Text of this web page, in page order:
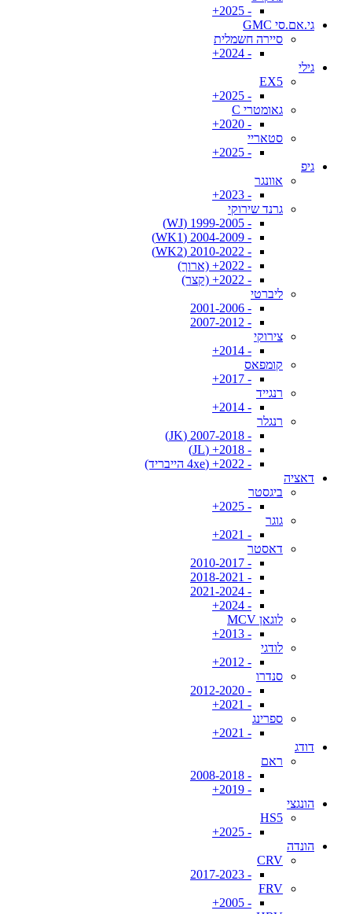
- 2025+
גי.אם.סי GMC
סיירה חשמלית
- 2024+
גילי
EX5
- 2025+
גאומטרי C
- 2020+
סטאריי
- 2025+
גיפ
אוונגר
- 2023+
גרנד שירוקי
- 1999-2005 (WJ)
- 2004-2009 (WK1)
- 2010-2022 (WK2)
- 2022+ (ארוך)
- 2022+ (קצר)
ליברטי
- 2001-2006
- 2007-2012
צירוקי
- 2014+
קומפאס
- 2017+
רנגייד
- 2014+
רנגלר
- 2007-2018 (JK)
- 2018+ (JL)
- 2022+ (4xe הייבריד)
דאציה
ביגסטר
- 2025+
גוגר
- 2021+
דאסטר
- 2010-2017
- 2018-2021
- 2021-2024
- 2024+
לוגאן MCV
- 2013+
לודגי
- 2012+
סנדרו
- 2012-2020
- 2021+
ספרינג
- 2021+
דודג
ראם
- 2008-2018
- 2019+
הונגצי
HS5
- 2025+
הונדה
CRV
- 2017-2023
FRV
- 2005+